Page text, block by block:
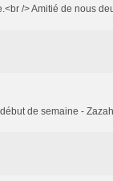
/> Amitié de nous
de semaine -